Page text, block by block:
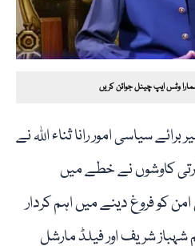
وٹس ایپ چینل جوائن کریں
سیاسی امور رانا ثناء اللہ نے
کاوشوں نے خطے میں
کو فروغ دینے میں اہم کردار
شہباز شریف اور فیلڈ مارشل